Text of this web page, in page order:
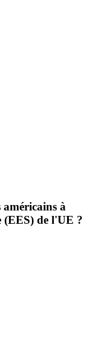
à
(EES) de l'UE ?